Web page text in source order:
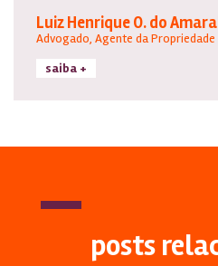
Luiz Henrique O. do
Advogado, Agente da
saiba +
posts